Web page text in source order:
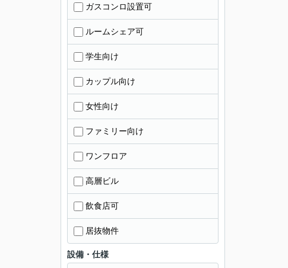
ガスコンロ設置可
ルームシェア可
学生向け
カップル向け
女性向け
ファミリー向け
ワンフロア
高層ビル
飲食店可
居抜物件
設備・仕様